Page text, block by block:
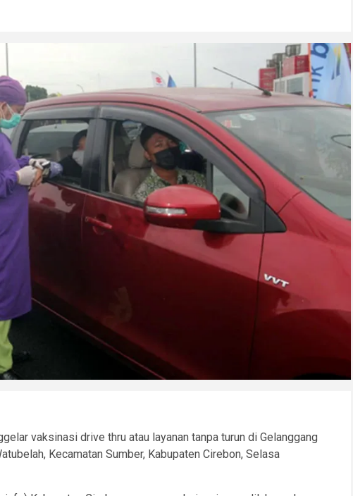
vaksinasi drive thru atau layanan tanpa turun di Gelanggang
Kecamatan Sumber, Kabupaten Cirebon, Selasa